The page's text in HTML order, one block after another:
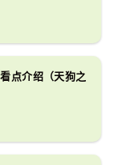
点介绍（天狗之